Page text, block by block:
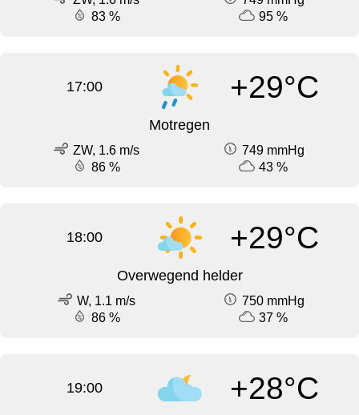
83 %
95 %
17:00 +29°C
Motregen
ZW, 1.6 m/s
749 mmHg
86 %
43 %
18:00 +29°C
Overwegend helder
W, 1.1 m/s
750 mmHg
86 %
37 %
19:00 +28°C